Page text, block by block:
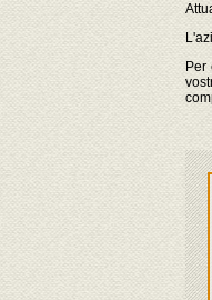
Per